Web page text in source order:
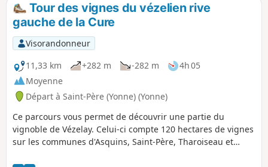
ne partez pas de Saint-Père sans avoir visité
l'église et le site des Fontaines Salées.
Tour des vignes du vézelien rive
gauche de la Cure
Visorandonneur
11,33 km
+282 m -282 m
4h 05
Moyenne
Départ à Saint-Père (Yonne) (Yonne)
Ce parcours vous permet de découvrir une partie du
vignoble de Vézelay. Celui-ci compte 120 hectares de vignes
sur les communes d'Asquins, Saint-Père, Tharoiseau et